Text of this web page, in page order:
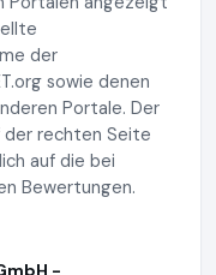
der
sowie denen
Portale. Der
der rechten Seite
auf die bei
Bewertungen.
-